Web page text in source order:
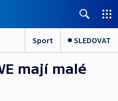
Sport SLEDOVAT
mají malé